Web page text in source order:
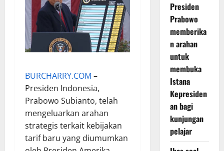
BURCHARRY.COM –
Presiden Indonesia,
Prabowo Subianto, telah
mengeluarkan arahan
strategis terkait kebijakan
tarif baru yang diumumkan
Presiden
Prabowo
memberika
n arahan
untuk
membuka
Istana
Kepresiden
an bagi
kunjungan
pelajar